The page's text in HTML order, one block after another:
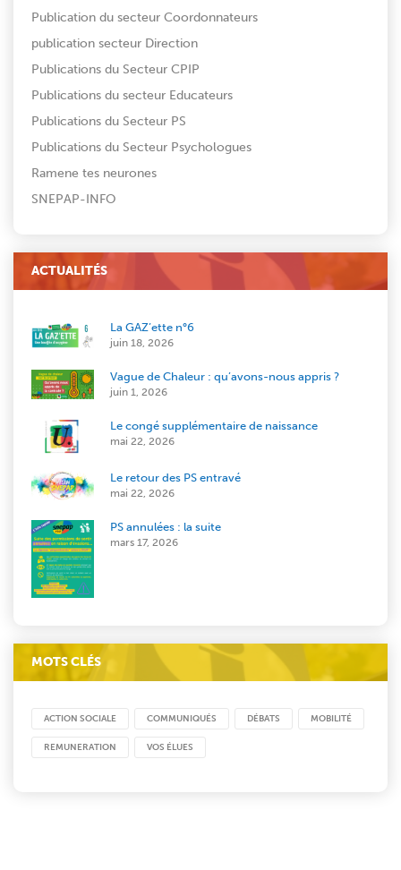
Publication du secteur Coordonnateurs
publication secteur Direction
Publications du Secteur CPIP
Publications du secteur Educateurs
Publications du Secteur PS
Publications du Secteur Psychologues
Ramene tes neurones
SNEPAP-INFO
ACTUALITÉS
La GAZ’ette n°6
juin 18, 2026
Vague de Chaleur : qu’avons-nous appris ?
juin 1, 2026
Le congé supplémentaire de naissance
mai 22, 2026
Le retour des PS entravé
mai 22, 2026
PS annulées : la suite
mars 17, 2026
MOTS CLÉS
ACTION SOCIALE COMMUNIQUÉS DÉBATS MOBILITÉ
REMUNERATION VOS ÉLUES